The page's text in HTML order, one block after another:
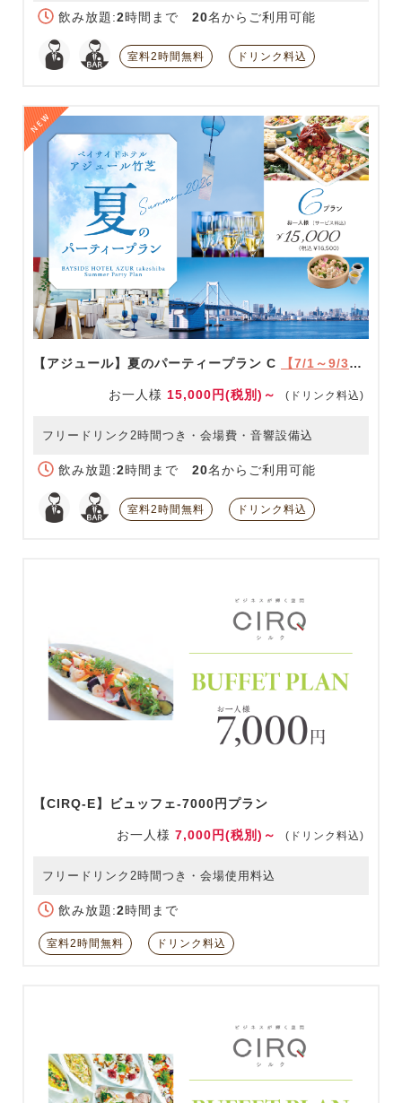
飲み放題:2時間まで 20名からご利用可能
室料2時間無料 ドリンク料込
【アジュール】夏のパーティープラン C 【7/1～9/30限定】
お一人様 15,000円(税別)～ (ドリンク料込)
フリードリンク2時間つき・会場費・音響設備込
飲み放題:2時間まで 20名からご利用可能
室料2時間無料 ドリンク料込
【CIRQ-E】ビュッフェ-7000円プラン
お一人様 7,000円(税別)～ (ドリンク料込)
フリードリンク2時間つき・会場使用料込
飲み放題:2時間まで
室料2時間無料 ドリンク料込